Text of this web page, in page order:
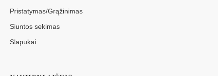
Pristatymas/Grąžinimas
Siuntos sekimas
Slapukai